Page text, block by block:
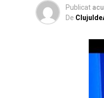
Publicat
De